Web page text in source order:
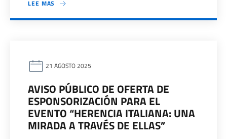
LEE MAS
21 AGOSTO 2025
AVISO PÚBLICO DE OFERTA DE
ESPONSORIZACIÓN PARA EL
EVENTO “HERENCIA ITALIANA: UNA
MIRADA A TRAVÉS DE ELLAS”